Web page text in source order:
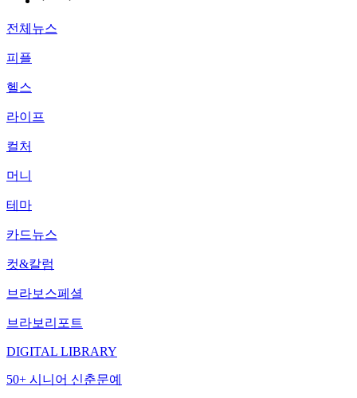
전체뉴스
피플
헬스
라이프
컬처
머니
테마
카드뉴스
컷&칼럼
브라보스페셜
브라보리포트
DIGITAL LIBRARY
50+ 시니어 신춘문예